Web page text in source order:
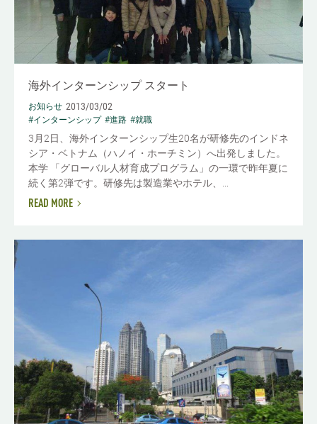
海外インターンシップ スタート
お知らせ 2013/03/02
#インターンシップ #進路 #就職
3月2日、海外インターンシップ生20名が研修先のインドネ
シア・ベトナム（ハノイ・ホーチミン）へ出発しました。
本学 「グローバル人材育成プログラム」の一環で昨年夏に
続く第2弾です。研修先は製造業やホテル、...
READ MORE